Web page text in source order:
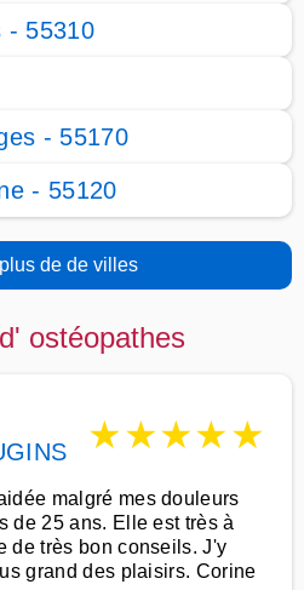
- 55310
- 55170
- 55120
de de villes
ostéopathes
★★★★★
malgré mes douleurs
de 25 ans. Elle est très à
de très bon conseils. J'y
grand des plaisirs. Corine